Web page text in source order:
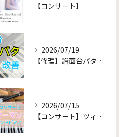
【コンサート】
2026/07/19
【修理】譜面台パタパタを改善！ストレス解消！
2026/07/15
【コンサート】ツィンマーマンのグランドピアノ♪木目猫足グラン...